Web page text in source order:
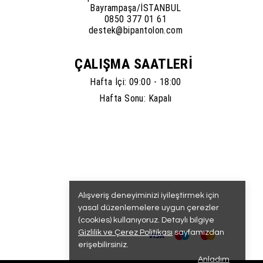
Alışveriş deneyiminizi iyileştirmek için
yasal düzenlemelere uygun çerezler
(cookies) kullanıyoruz. Detaylı bilgiye
Gizlilik ve Çerez Politikası sayfamızdan
erişebilirsiniz.
Anladım
Bayrampaşa/İSTANBUL
0850 377 01 61
destek@bipantolon.com
ÇALIŞMA SAATLERİ
Hafta İçi: 09:00 - 18:00
Hafta Sonu: Kapalı